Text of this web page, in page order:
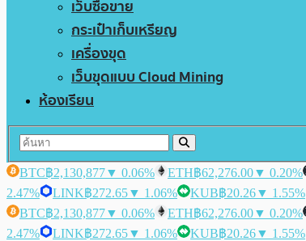
เว็บซื้อขาย
กระเป๋าเก็บเหรียญ
เครื่องขุด
เว็บขุดแบบ Cloud Mining
ห้องเรียน
BTC฿2,130,877▼ 0.06% ETH฿62,276.00▼ 0.20%
2.47%
LINK฿272.65▼ 1.06% KUB฿20.26▼ 1.55%
BTC฿2,130,877▼ 0.06% ETH฿62,276.00▼ 0.20%
2.47%
LINK฿272.65▼ 1.06% KUB฿20.26▼ 1.55%